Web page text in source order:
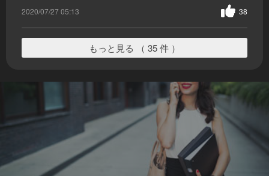
2020/07/27 05:13 38
もっと見る （ 35 件 ）